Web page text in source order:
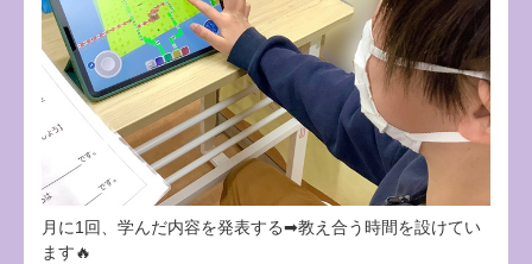
月に1回、学んだ内容を発表する➡教え合う時間を設けてい
ます🔥